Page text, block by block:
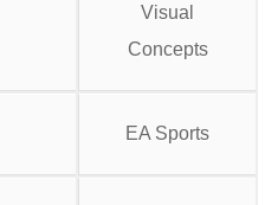
Visual
Concepts
EA Sports